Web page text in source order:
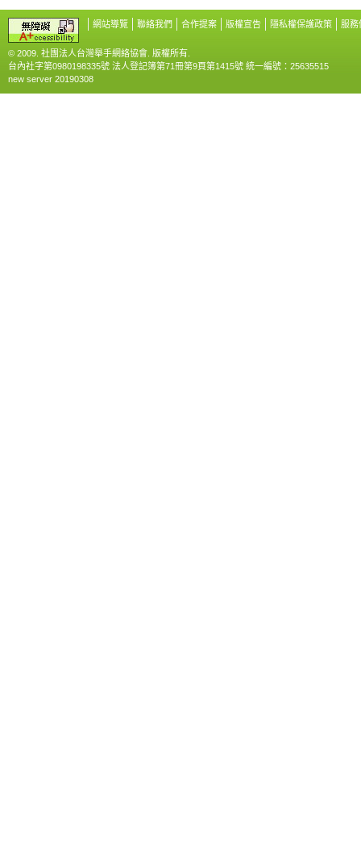
網站導覽 聯絡我們 合作提案 版權宣告 隱私權保護政策 服務
© 2009. 社團法人台灣舉手網絡協會. 版權所有.
台內社字第0980198335號 法人登記簿第71冊第9頁第1415號 統一編號：25635515
new server 20190308